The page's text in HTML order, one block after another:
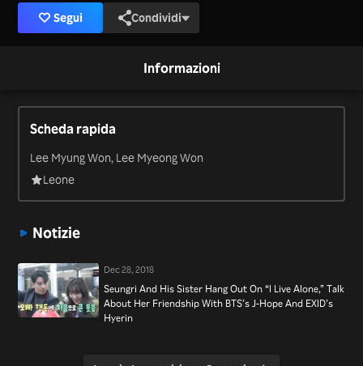
Segui Condividi
Informazioni
Scheda rapida
Lee Myung Won, Lee Myeong Won
Leone
Notizie
Dec 28, 2018
Seungri And His Sister Hang Out On “I Live Alone,” Talk
About Her Friendship With BTS’s J-Hope And EXID’s
Hyerin